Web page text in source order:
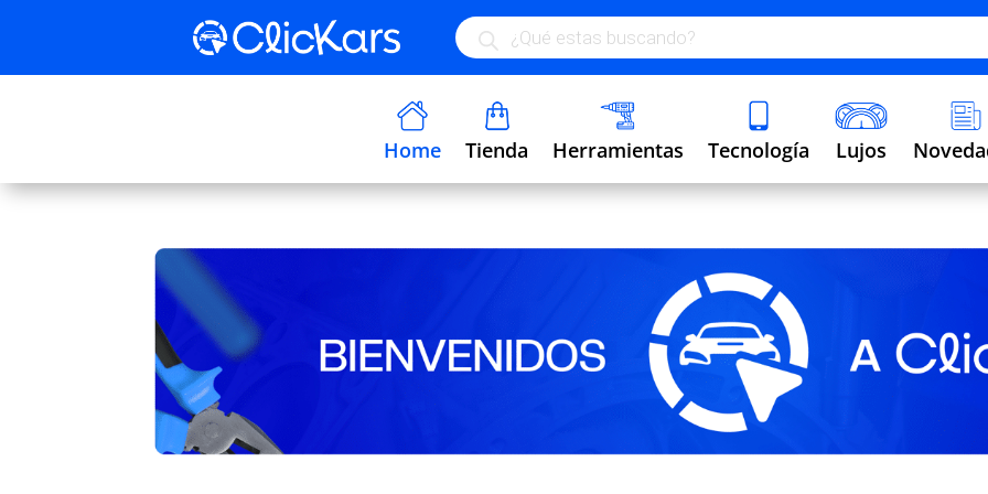
Búsqueda
de
productos
Home Tienda Herramientas Tecnología Lujos